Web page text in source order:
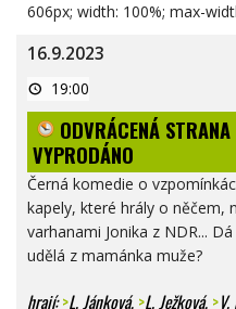
606px; width: 100%; max-
16.9.2023
ODVRÁCENÁ
STRANA
MĚSÍCE
premiéra
VYPRODÁNO
19:00
ODVRÁCENÁ
VYPRODÁNO
Černá komedie o
kapely, které hrály o něčem,
varhanami Jonika z NDR...
udělá z mamánka muže?
hrají:>L. Jánková, >L. Ježková, >